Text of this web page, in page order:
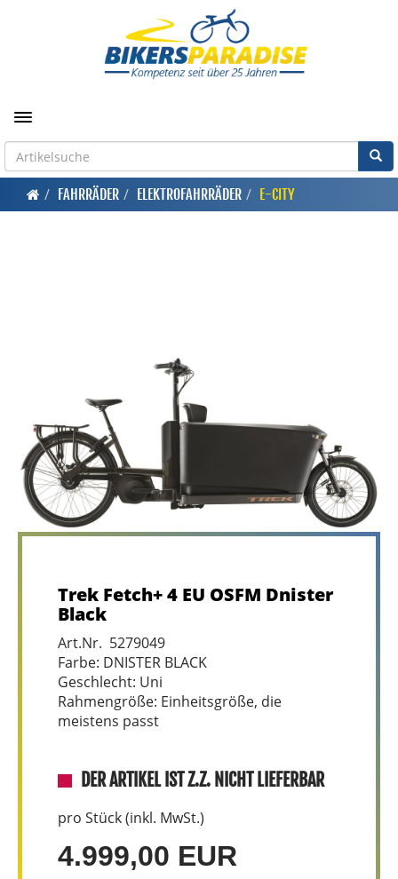
Toggle navigation
FAHRRÄDER ELEKTROFAHRRÄDER E-CITY
Trek Fetch+ 4 EU OSFM Dnister
Black
Art.Nr. 5279049
Farbe: DNISTER BLACK
Geschlecht: Uni
Rahmengröße: Einheitsgröße, die
meistens passt
DER ARTIKEL IST Z.Z. NICHT LIEFERBAR
pro Stück (inkl. MwSt.)
4.999,00 EUR